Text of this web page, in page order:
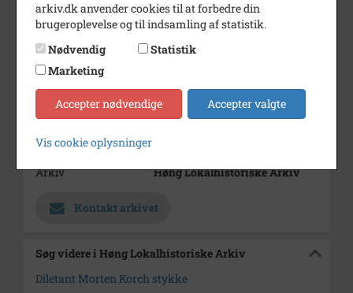
Dateringsnote
1947
Fotograf
Ukendt
Se på kort
Type
Sogn (1000-2050)
Arkiv
Høng Lokalhistoriske Arkiv
Kontakt arkivet
Søg videre i Høng Lokalhistoriske Arkiv
Diletant Morten Korch stykke
arkiv.dk anvender cookies til at forbedre din
brugeroplevelse og til indsamling af statistik.
Nødvendig
Statistik
Marketing
Accepter nødvendige Accepter valgte
Vis cookie oplysninger